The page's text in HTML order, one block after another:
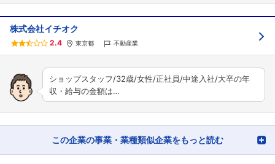
株式会社イチオク
2.4 東京都 不動産業
ショップスタッフ/32歳/女性/正社員/中途入社/大卒の年
収・給与の金額は…
この企業の事業・業種類似企業をもっと読む